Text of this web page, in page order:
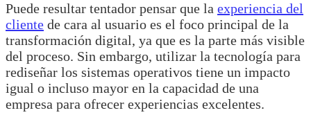
Puede resultar tentador pensar que la experiencia del
cliente de cara al usuario es el foco principal de la
transformación digital, ya que es la parte más visible
del proceso. Sin embargo, utilizar la tecnología para
rediseñar los sistemas operativos tiene un impacto
igual o incluso mayor en la capacidad de una
empresa para ofrecer experiencias excelentes.